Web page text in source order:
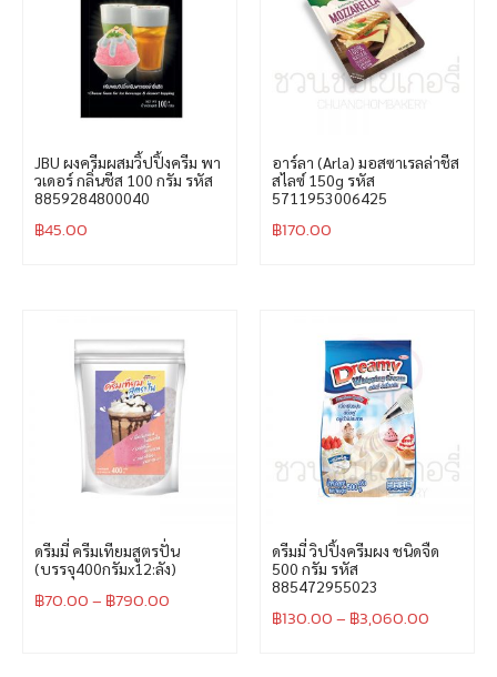
JBU ผงครีมผสมวิ้ปปิ้งครีม พา
วเดอร์ กลิ่นชีส 100 กรัม รหัส
8859284800040
฿45.00
อาร์ลา (Arla) มอสซาเรลล่าชีส
สไลซ์ 150g รหัส
5711953006425
฿170.00
ดรีมมี่ ครีมเทียมสูตรปั่น
(บรรจุ400กรัมx12:ลัง)
฿70.00– ฿790.00
ดรีมมี่ วิปปิ้งครีมผง ชนิดจืด
500 กรัม รหัส
885472955023
฿130.00– ฿3,060.00